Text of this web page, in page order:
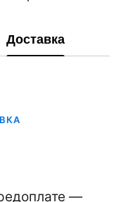
Доставка
—